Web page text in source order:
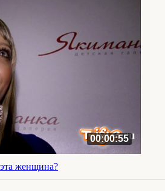
00:00:55
женщина?